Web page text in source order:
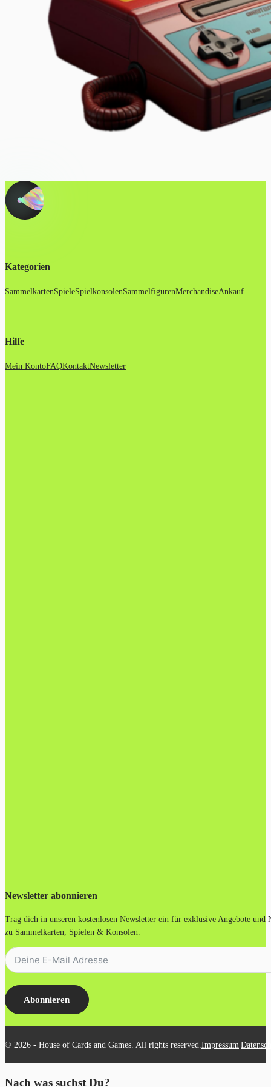
Kategorien
SammelkartenSpieleSpielkonsolenSammelfigurenMerchandiseAnkauf
Hilfe
Mein KontoFAQKontaktNewsletter
Newsletter abonnieren
Trag dich in unseren kostenlosen Newsletter ein für exklusive Angebote und
zu Sammelkarten, Spielen & Konsolen.
Abonnieren
© 2026 - House of Cards and Games. All rights reserved. Impressum
Nach was suchst Du?